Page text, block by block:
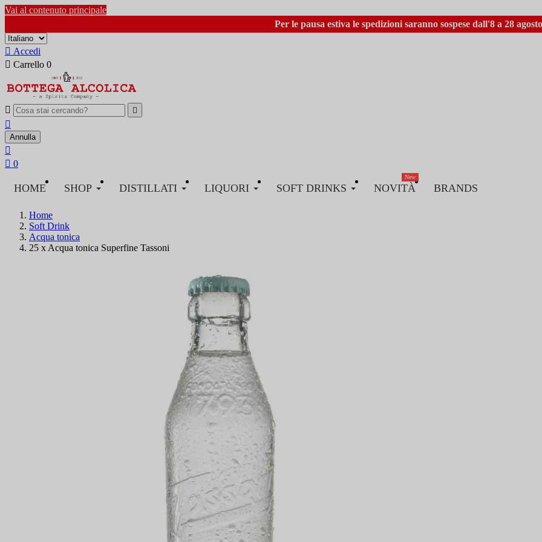
Vai al contenuto principale
Per le pausa estiva le spedizioni saranno sospese dall'8 a 28
 Accedi
 Carrello 0
 

Annulla

 0
HOME SHOP DISTILLATI LIQUORI SOFT DRINKS NOVITÀ
New
BRANDS
Home
Soft Drink
Acqua tonica
25 x Acqua tonica Superfine Tassoni